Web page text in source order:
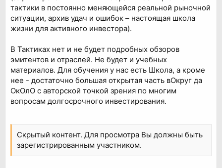
тактики в постоянно меняющейся реальной рыночной
ситуации, архив удач и ошибок – настоящая школа
жизни для активного инвестора).
В Тактиках нет и не будет подробных обзоров
эмитентов и отраслей. Не будет и учебных
материалов. Для обучения у нас есть Школа, а кроме
нее - достаточно большая открытая часть вОкруг да
ОкОлО с авторской точкой зрения по многим
вопросам долгосрочного инвестирования.
Скрытый контент. Для просмотра Вы должны быть
зарегистрированным участником.